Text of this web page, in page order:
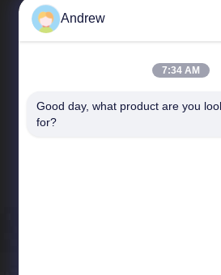
त्वरित लिंक
Andrew
7:34 AM
Good day, what product are you
for?